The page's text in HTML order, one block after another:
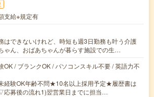
支給※規定有
はできないけれど、時短も週3日勤務も叶う介護
ゃん、おばあちゃんが暮らす施設での生…
OK / ブランクOK / パソコンスキル不要 / 英語力不
経験OK年齢不問★10名以上採用予定★履歴書は
応募後の流れ1)翌営業日までに担当…